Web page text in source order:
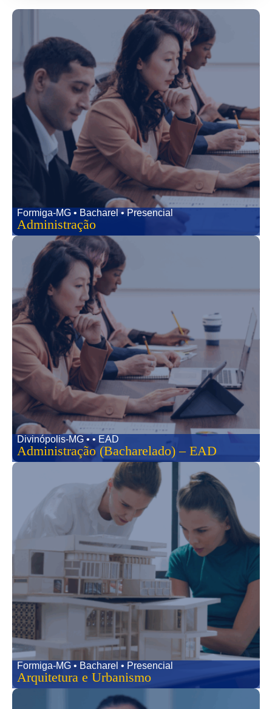
Formiga-MG • Bacharel • Presencial
Administração
Divinópolis-MG • • EAD
Administração (Bacharelado) – EAD
Formiga-MG • Bacharel • Presencial
Arquitetura e Urbanismo